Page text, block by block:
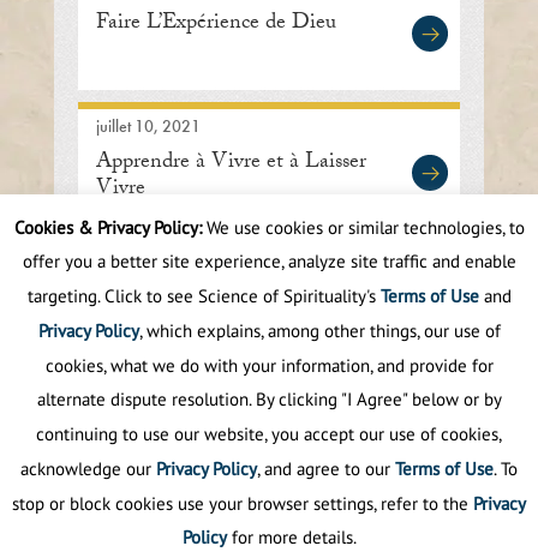
Faire L’Expérience de Dieu
juillet 10, 2021
Apprendre à Vivre et à Laisser
Vivre
First 10 30 31
Politique de confidentialité
Cookies & Privacy Policy:We use cookies or similar technologies, to
offer you a better site experience, analyze site traffic and enable
targeting. Click to see Science of Spirituality's Terms of Useand
Privacy Policy, which explains, among other things, our use of
cookies, what we do with your information, and provide for
alternate dispute resolution. By clicking "I Agree" below or by
continuing to use our website, you accept our use of cookies,
acknowledge our Privacy Policy, and agree to our Terms of Use. To
stop or block cookies use your browser settings, refer to the Privacy
Policyfor more details.